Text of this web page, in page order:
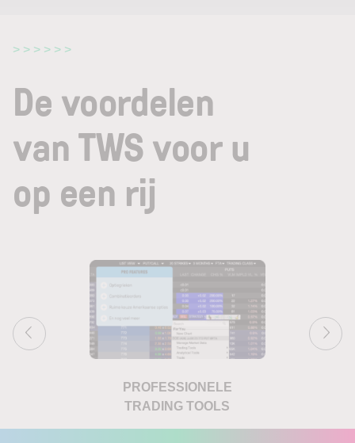
> > > > > >
De voordelen
van TWS voor u
op een rij
PROFESSIONELE
TRADING TOOLS